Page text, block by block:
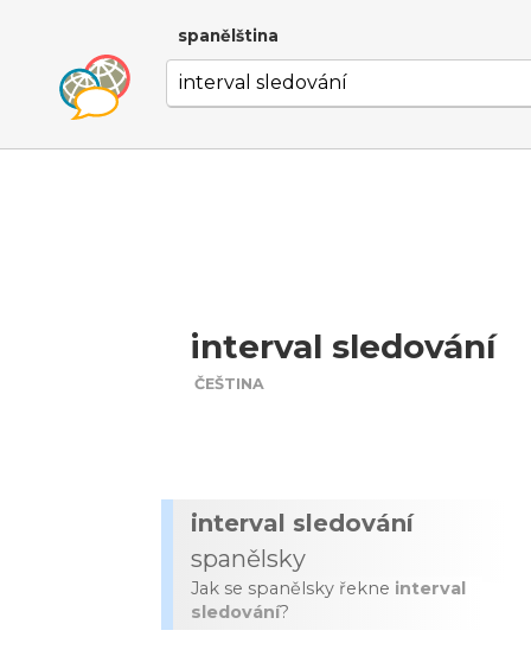
spanělština
interval sledování
ČEŠTINA
interval sledování
spanělsky
Jak se spanělsky řekne interval
sledování?